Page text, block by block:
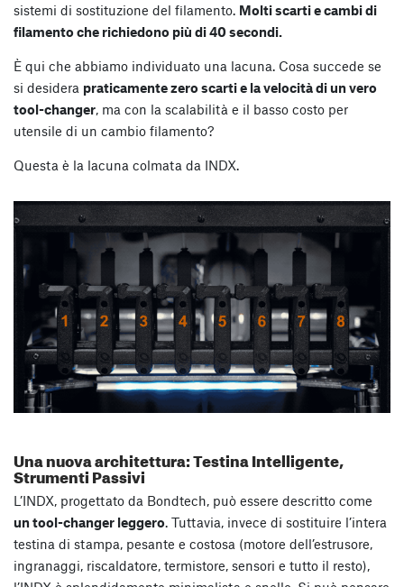
sistemi di sostituzione del filamento. Molti scarti e cambi di
filamento che richiedono più di 40 secondi.
È qui che abbiamo individuato una lacuna. Cosa succede se
si desidera praticamente zero scarti e la velocità di un vero
tool-changer, ma con la scalabilità e il basso costo per
utensile di un cambio filamento?
Questa è la lacuna colmata da INDX.
Una nuova architettura: Testina Intelligente,
Strumenti Passivi
L’INDX, progettato da Bondtech, può essere descritto come
un tool-changer leggero. Tuttavia, invece di sostituire l’intera
testina di stampa, pesante e costosa (motore dell’estrusore,
ingranaggi, riscaldatore, termistore, sensori e tutto il resto),